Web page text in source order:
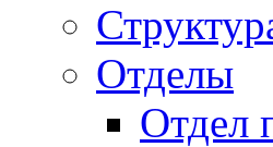
Отделы
Отдел